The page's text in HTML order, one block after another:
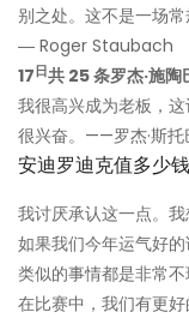
别之处。这不是一场
― Roger Staubach
17 日共 25 条罗杰·施陶
我很高兴成为老板，
很兴奋。——罗杰·斯托
安迪罗迪克值多少钱
我讨厌承认这一点。
如果我们今年运气好
类似的事情都是非常
在比赛中，我们有更